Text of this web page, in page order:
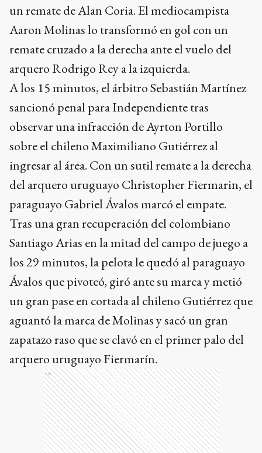
un remate de Alan Coria. El mediocampista
Aaron Molinas lo transformó en gol con un
remate cruzado a la derecha ante el vuelo del
arquero Rodrigo Rey a la izquierda.
A los 15 minutos, el árbitro Sebastián Martínez
sancionó penal para Independiente tras
observar una infracción de Ayrton Portillo
sobre el chileno Maximiliano Gutiérrez al
ingresar al área. Con un sutil remate a la derecha
del arquero uruguayo Christopher Fiermarin, el
paraguayo Gabriel Ávalos marcó el empate.
Tras una gran recuperación del colombiano
Santiago Arias en la mitad del campo de juego a
los 29 minutos, la pelota le quedó al paraguayo
Ávalos que pivoteó, giró ante su marca y metió
un gran pase en cortada al chileno Gutiérrez que
aguantó la marca de Molinas y sacó un gran
zapatazo raso que se clavó en el primer palo del
arquero uruguayo Fiermarín.
Ads